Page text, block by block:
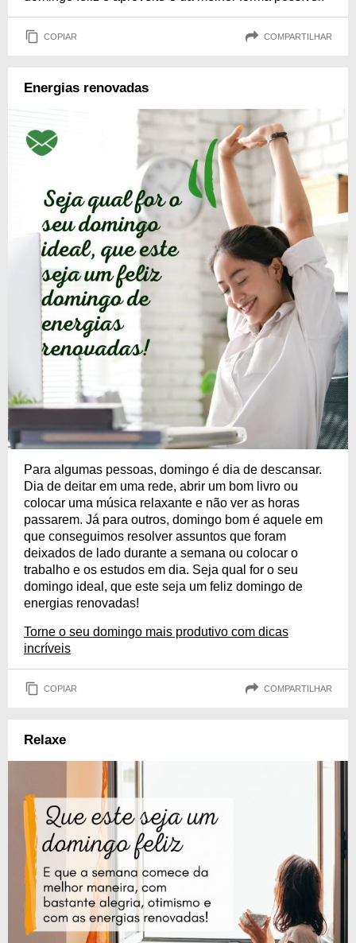
COPIAR COMPARTILHAR
Energias renovadas
Para algumas pessoas, domingo é dia de descansar.
Dia de deitar em uma rede, abrir um bom livro ou
colocar uma música relaxante e não ver as horas
passarem. Já para outros, domingo bom é aquele em
que conseguimos resolver assuntos que foram
deixados de lado durante a semana ou colocar o
trabalho e os estudos em dia. Seja qual for o seu
domingo ideal, que este seja um feliz domingo de
energias renovadas!
Torne o seu domingo mais produtivo com dicas
incríveis
COPIAR COMPARTILHAR
Relaxe